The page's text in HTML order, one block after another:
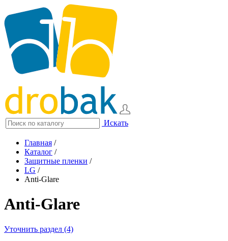
Искать
Главная /
Каталог /
Защитные пленки /
LG /
Anti-Glare
Anti-Glare
Уточнить раздел (4)